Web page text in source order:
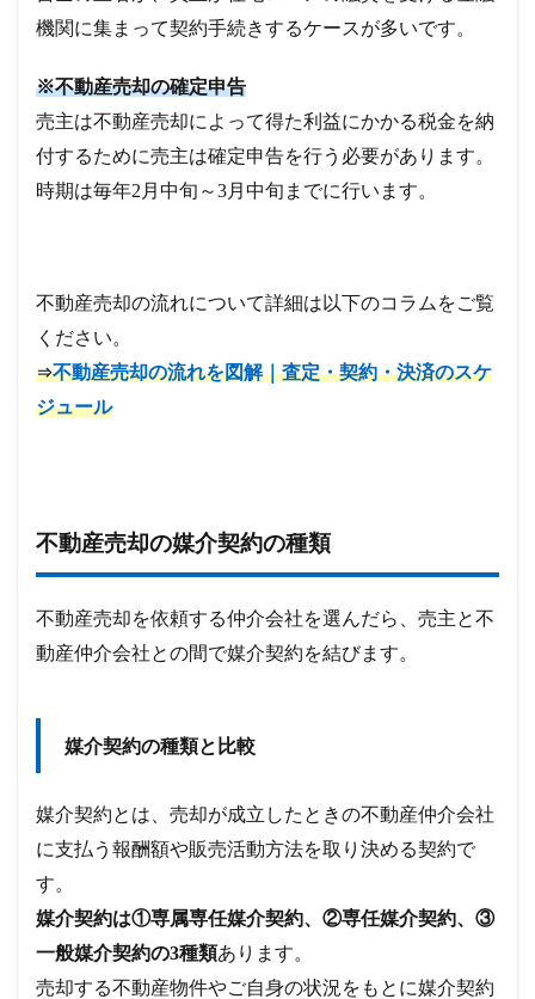
機関に集まって契約手続きするケースが多いです。
※不動産売却の確定申告
売主は不動産売却によって得た利益にかかる税金を納
付するために売主は確定申告を行う必要があります。
時期は毎年2月中旬～3月中旬までに行います。
不動産売却の流れについて詳細は以下のコラムをご覧
ください。
⇒不動産売却の流れを図解｜査定・契約・決済のスケ
ジュール
不動産売却の媒介契約の種類
不動産売却を依頼する仲介会社を選んだら、売主と不
動産仲介会社との間で媒介契約を結びます。
媒介契約の種類と比較
媒介契約とは、売却が成立したときの不動産仲介会社
に支払う報酬額や販売活動方法を取り決める契約で
す。
媒介契約は①専属専任媒介契約、②専任媒介契約、③
一般媒介契約の3種類あります。
売却する不動産物件やご自身の状況をもとに媒介契約